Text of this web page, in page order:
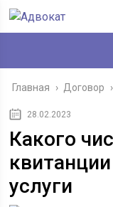
Главная › Договор ›
28.02.2023
Какого
услуги